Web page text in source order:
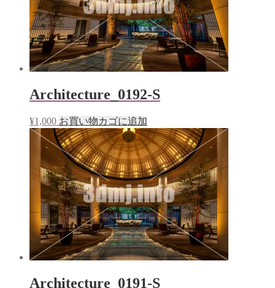
Architecture_0192-S
¥1,000 お買い物カゴに追加
Architecture_0191-S